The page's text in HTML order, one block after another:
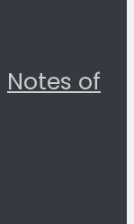
Notes of